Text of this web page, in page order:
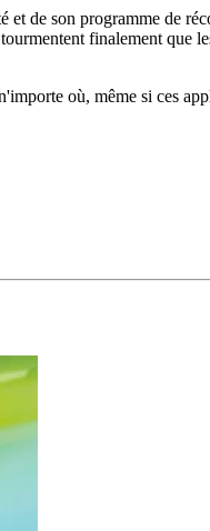
de son programme de
finalement que
où, même si ces